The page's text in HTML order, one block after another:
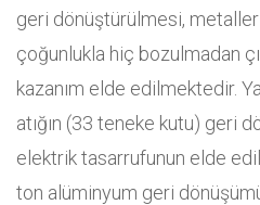
geri dönüştürülmesi,
çoğunlukla hiç bozulmadan
kazanım elde edilmektedir.
atığın (33 teneke kutu) geri
elektrik tasarrufunun elde
ton alüminyum geri